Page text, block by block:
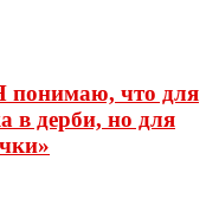
что для
в дерби, но для